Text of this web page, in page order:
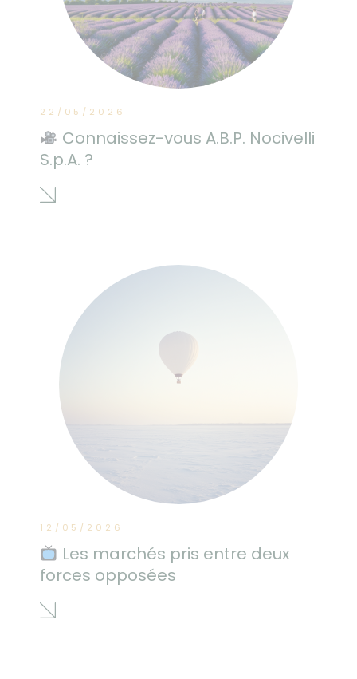
22/05/2026
Connaissez-vous A.B.P. Nocivelli
S.p.A. ?
12/05/2026
Les marchés pris entre deux
forces opposées